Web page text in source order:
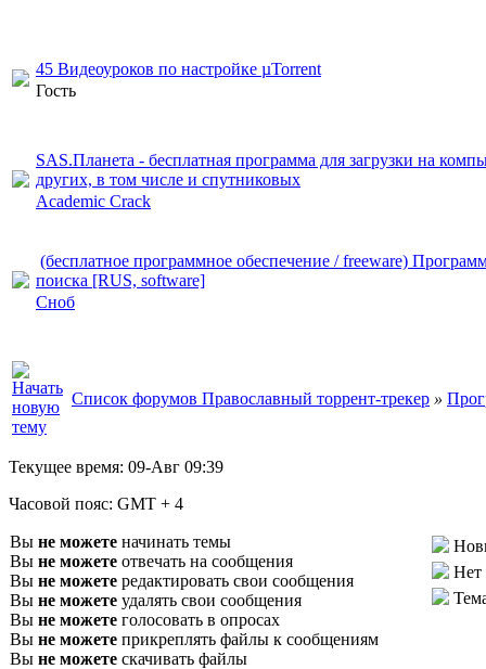
45 Видеоуроков по настройке µTorrent
Гость
SAS.Планета - бесплатная программа для загрузки на
других, в том числе и спутниковых
Academic Crack
(бесплатное программное обеспечение / freeware)
поиска [RUS, software]
Сноб
Список форумов Православный торрент-трекер »
Текущее время: 09-Авг 09:39
Часовой пояс: GMT + 4
Вы не можете начинать темы
Вы не можете отвечать на сообщения
Вы не можете редактировать свои сообщения
Вы не можете удалять свои сообщения
Вы не можете голосовать в опросах
Вы не можете прикреплять файлы к сообщениям
Вы не можете скачивать файлы
Нет